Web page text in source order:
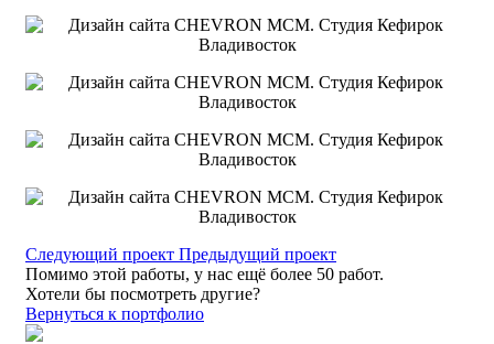
Следующий проект Предыдущий проект
Помимо этой работы, у нас ещё более 50 работ.
Хотели бы посмотреть другие?
Вернуться к портфолио